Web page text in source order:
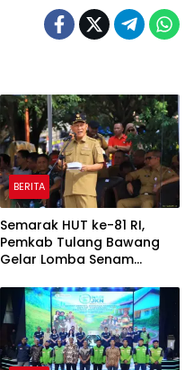
BERITA
Semarak HUT ke-81 RI,
Pemkab Tulang Bawang
Gelar Lomba Senam